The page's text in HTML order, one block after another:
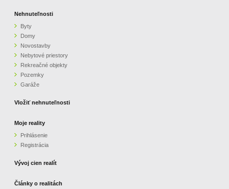
GARÁŽE
O NÁS
CENNÍK REALITNEJ INZERCIE
ZVÝRAZNENIE REALITNÝCH INZERÁTOV
PARTNERI
OBCHODNÉ PODMIENKY
KONTAKT
Nehnuteľnosti
Byty
Domy
Novostavby
Nebytové priestory
Rekreačné objekty
Pozemky
Garáže
Vložiť nehnuteľnosti
Moje reality
Prihlásenie
Registrácia
Vývoj cien realít
Články o realitách